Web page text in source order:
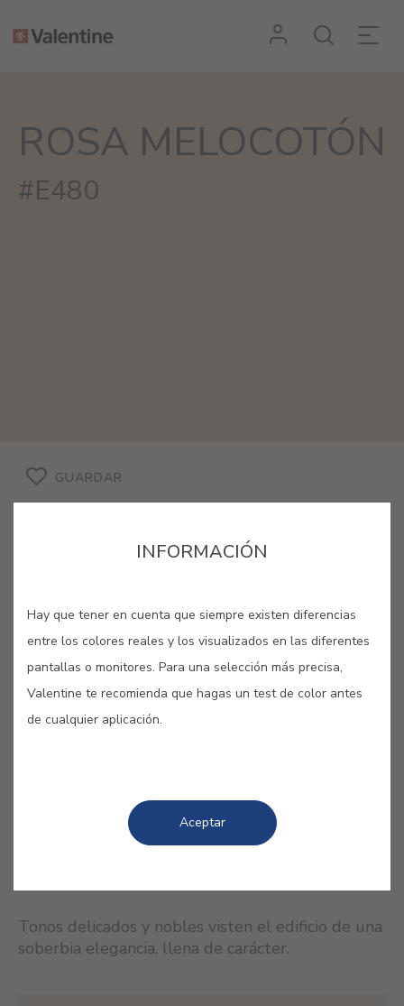
ROSA MELOCOTÓN
#E480
GUARDAR
ROSA MELOCOTÓN #E480
Color-de-rosa que parece heredar la
textura suave de un melocotón.
Tonos delicados y nobles visten el edificio de una
soberbia elegancia, llena de carácter.
INFORMACIÓN
Hay que tener en cuenta que siempre existen diferencias
entre los colores reales y los visualizados en las diferentes
pantallas o monitores. Para una selección más precisa,
Valentine te recomienda que hagas un test de color antes
de cualquier aplicación.
Aceptar